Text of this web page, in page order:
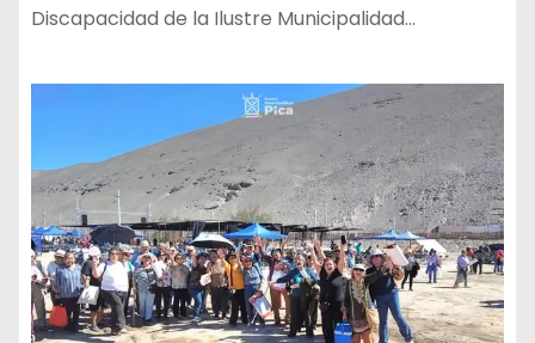
Discapacidad de la Ilustre Municipalidad…